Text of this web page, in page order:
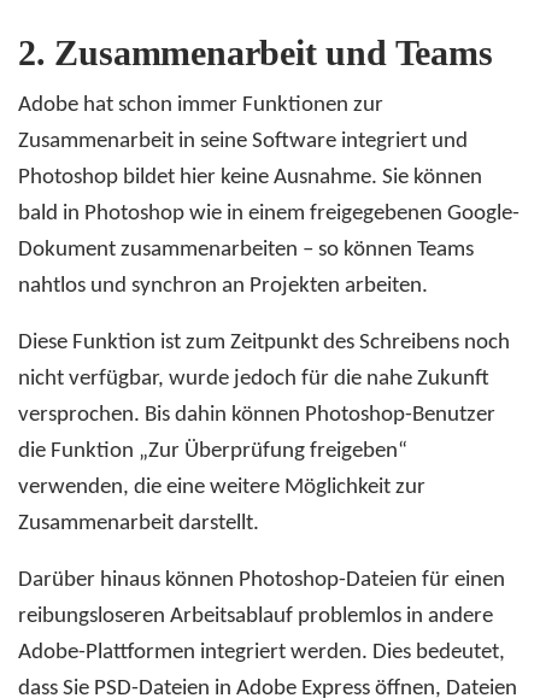
2. Zusammenarbeit und Teams
Adobe hat schon immer Funktionen zur
Zusammenarbeit in seine Software integriert und
Photoshop bildet hier keine Ausnahme. Sie können
bald in Photoshop wie in einem freigegebenen Google-
Dokument zusammenarbeiten – so können Teams
nahtlos und synchron an Projekten arbeiten.
Diese Funktion ist zum Zeitpunkt des Schreibens noch
nicht verfügbar, wurde jedoch für die nahe Zukunft
versprochen. Bis dahin können Photoshop-Benutzer
die Funktion „Zur Überprüfung freigeben“
verwenden, die eine weitere Möglichkeit zur
Zusammenarbeit darstellt.
Darüber hinaus können Photoshop-Dateien für einen
reibungsloseren Arbeitsablauf problemlos in andere
Adobe-Plattformen integriert werden. Dies bedeutet,
dass Sie PSD-Dateien in Adobe Express öffnen, Dateien